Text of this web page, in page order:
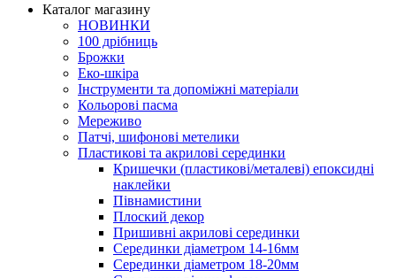
Каталог магазину
НОВИНКИ
100 дрібниць
Брожки
Еко-шкіра
Інструменти та допоміжні матеріали
Кольорові пасма
Мереживо
Патчі, шифонові метелики
Пластикові та акрилові серединки
Кришечки (пластикові/металеві) епоксидні
наклейки
Півнамистини
Плоский декор
Пришивні акрилові серединки
Серединки діаметром 14-16мм
Серединки діаметром 18-20мм